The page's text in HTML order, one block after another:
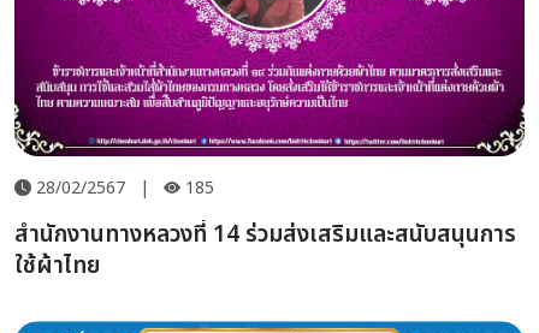
28/02/2567 | 185
สำนักงานทางหลวงที่ 14 ร่วมส่งเสริมและสนับสนุนการ
ใช้ผ้าไทย